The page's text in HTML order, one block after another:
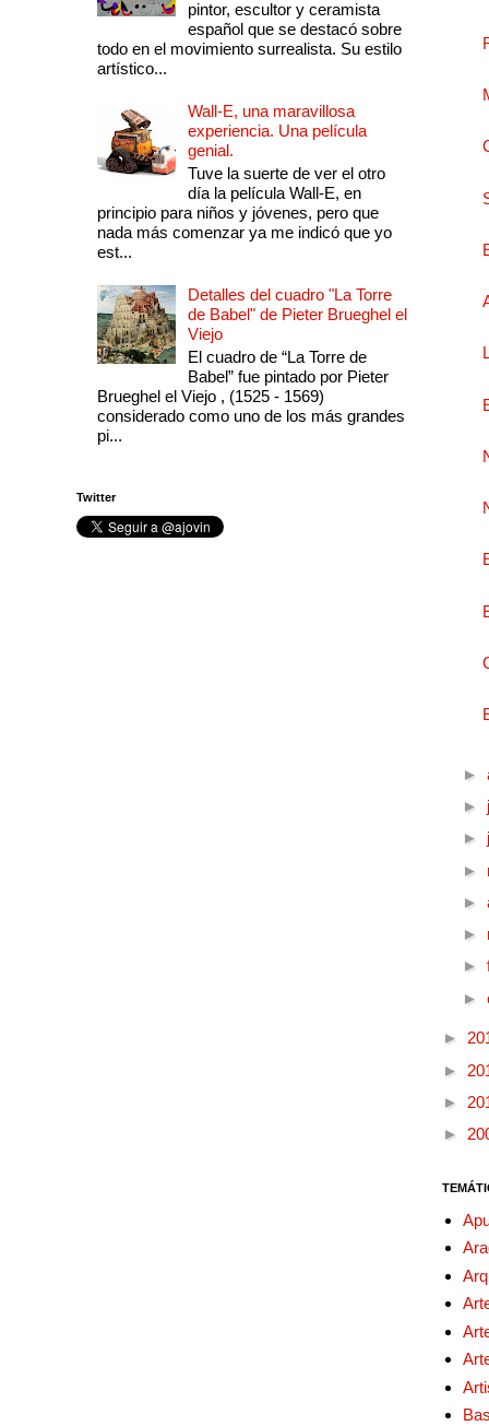
pintor, escultor y ceramista
español que se destacó sobre
todo en el movimiento surrealista. Su estilo
artístico...
Wall-E, una maravillosa
experiencia. Una película
genial.
Tuve la suerte de ver el otro
día la película Wall-E, en
principio para niños y jóvenes, pero que
nada más comenzar ya me indicó que yo
est...
Detalles del cuadro "La Torre
de Babel" de Pieter Brueghel el
Viejo
El cuadro de “La Torre de
Babel” fue pintado por Pieter
Brueghel el Viejo , (1525 - 1569)
considerado como uno de los más grandes
pi...
Twitter
►
►
►
►
►
►
►
►
►
►
►
►